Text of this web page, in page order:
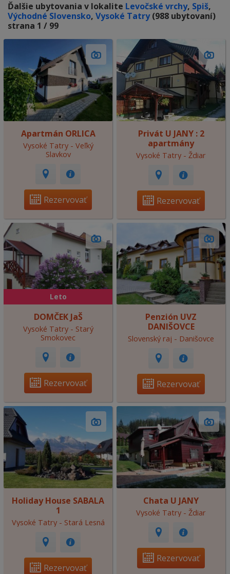
Ďalšie ubytovania v lokalite Levočské vrchy, Spiš,
Východné Slovensko, Vysoké Tatry(988 ubytovaní)
strana 1 / 99
Apartmán ORLICA
Vysoké Tatry - Veľký
Slavkov
Rezervovať
Privát U JANY : 2
apartmány
Vysoké Tatry - Ždiar
Rezervovať
Leto
DOMČEK JaŠ
Vysoké Tatry - Starý
Smokovec
Rezervovať
Penzión UVZ
DANIŠOVCE
Slovenský raj - Danišovce
Rezervovať
Holiday House SABALA
1
Vysoké Tatry - Stará Lesná
Rezervovať
Chata U JANY
Vysoké Tatry - Ždiar
Rezervovať